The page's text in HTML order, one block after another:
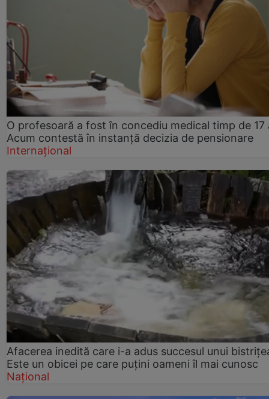
O profesoară a fost în concediu medical timp de 17
Acum contestă în instanță decizia de pensionare
Internațional
Afacerea inedită care i-a adus succesul unui
Este un obicei pe care puțini oameni îl mai cunosc
Național